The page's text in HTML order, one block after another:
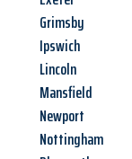
Grimsby
Ipswich
Lincoln
Mansfield
Newport
Nottingham